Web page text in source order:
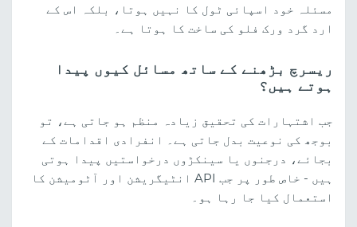
مسئلہ خود اسپائی ٹول کا نہیں ہوتا، بلکہ اس کے
ارد گرد ورک فلو کی ساخت کا ہوتا ہے۔
ریسرچ بڑھنے کے ساتھ مسائل کیوں پیدا
ہوتے ہیں؟
جب اشتہارات کی تحقیق زیادہ منظم ہو جاتی ہے، تو
بوجھ کی نوعیت بدل جاتی ہے۔ انفرادی اقدامات کے
بجائے، درجنوں یا سینکڑوں درخواستیں پیدا ہوتی
ہیں - خاص طور پر جب API انٹیگریشن اور آٹومیشن کا
استعمال کیا جا رہا ہو۔